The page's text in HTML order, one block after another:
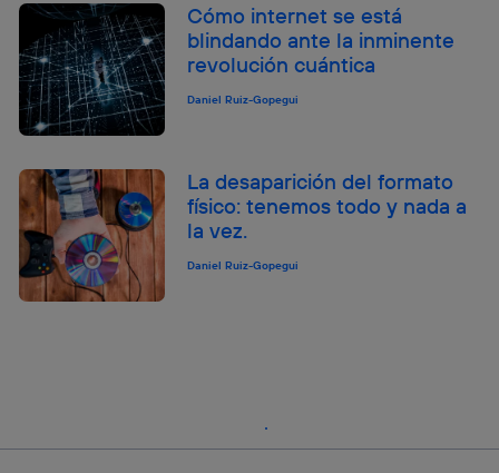
Cómo internet se está
blindando ante la inminente
revolución cuántica
Daniel Ruiz-Gopegui
La desaparición del formato
físico: tenemos todo y nada a
la vez.
Daniel Ruiz-Gopegui